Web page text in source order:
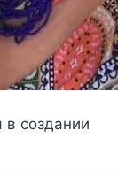
создании